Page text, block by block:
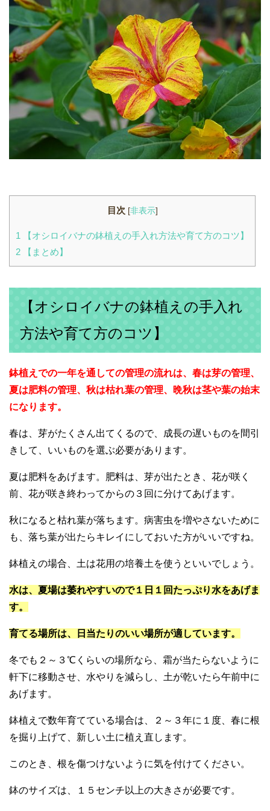
目次 [非表示]
1
【オシロイバナの鉢植えの手入れ方法や育て方のコツ】
2 【まとめ】
【オシロイバナの鉢植えの手入れ
方法や育て方のコツ】
鉢植えでの一年を通しての管理の流れは、春は芽の管理、
夏は肥料の管理、秋は枯れ葉の管理、晩秋は茎や葉の始末
になります。
春は、芽がたくさん出てくるので、成長の遅いものを間引
きして、いいものを選ぶ必要があります。
夏は肥料をあげます。肥料は、芽が出たとき、花が咲く
前、花が咲き終わってからの３回に分けてあげます。
秋になると枯れ葉が落ちます。病害虫を増やさないために
も、落ち葉が出たらキレイにしておいた方がいいですね。
鉢植えの場合、土は花用の培養土を使うといいでしょう。
水は、夏場は萎れやすいので１日１回たっぷり水をあげま
す。
育てる場所は、日当たりのいい場所が適しています。
冬でも２～３℃くらいの場所なら、霜が当たらないように
軒下に移動させ、水やりを減らし、土が乾いたら午前中に
あげます。
鉢植えで数年育てている場合は、２～３年に１度、春に根
を掘り上げて、新しい土に植え直します。
このとき、根を傷つけないように気を付けてください。
鉢のサイズは、１５センチ以上の大きさが必要です。